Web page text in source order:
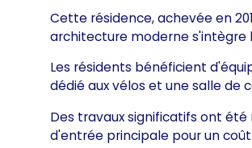
Cette résidence, achevée en
architecture moderne s'intègre
Les résidents bénéficient
dédié aux vélos et une salle de
Des travaux significatifs ont
d'entrée principale pour un coût